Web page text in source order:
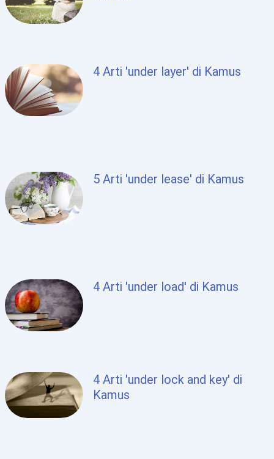
4 Arti 'under layer' di Kamus
5 Arti 'under lease' di Kamus
4 Arti 'under load' di Kamus
4 Arti 'under lock and key' di
Kamus